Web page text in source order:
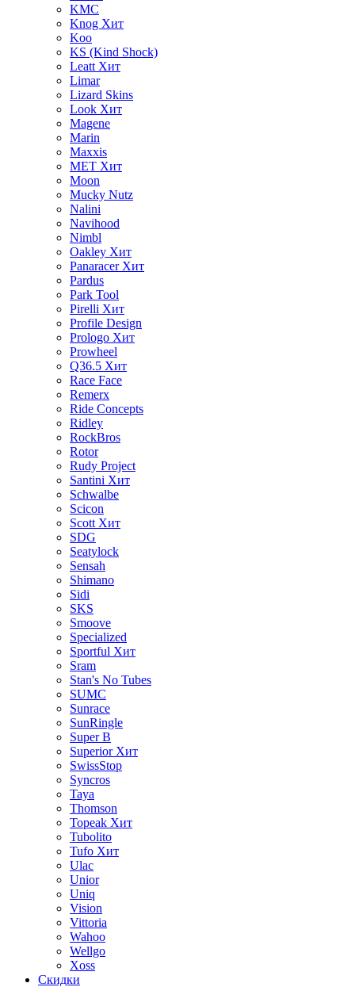
KMC
Knog Хит
Koo
KS (Kind Shock)
Leatt Хит
Limar
Lizard Skins
Look Хит
Magene
Marin
Maxxis
MET Хит
Moon
Mucky Nutz
Nalini
Navihood
Nimbl
Oakley Хит
Panaracer Хит
Pardus
Park Tool
Pirelli Хит
Profile Design
Prologo Хит
Prowheel
Q36.5 Хит
Race Face
Remerx
Ride Concepts
Ridley
RockBros
Rotor
Rudy Project
Santini Хит
Schwalbe
Scicon
Scott Хит
SDG
Seatylock
Sensah
Shimano
Sidi
SKS
Smoove
Specialized
Sportful Хит
Sram
Stan's No Tubes
SUMC
Sunrace
SunRingle
Super B
Superior Хит
SwissStop
Syncros
Taya
Thomson
Topeak Хит
Tubolito
Tufo Хит
Ulac
Unior
Uniq
Vision
Vittoria
Wahoo
Wellgo
Xoss
Скидки